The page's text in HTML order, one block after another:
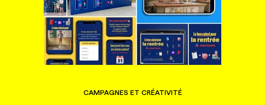
CAMPAGNES ET CRÉATIVITÉ